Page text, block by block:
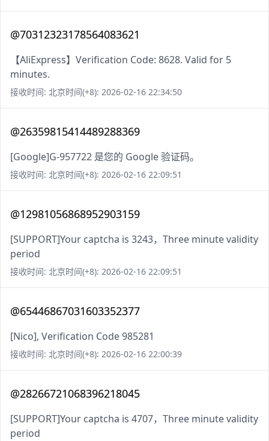
@70312323178564083621
【AliExpress】Verification Code: 8628. Valid for 5
minutes.
接收时间: 北京时间(+8): 2026-02-16 22:34:50
@26359815414489288369
[Google]G-957722 是您的 Google 验证码。
接收时间: 北京时间(+8): 2026-02-16 22:09:51
@12981056868952903159
[SUPPORT]Your captcha is 3243，Three minute validity
period
接收时间: 北京时间(+8): 2026-02-16 22:09:51
@65446867031603352377
[Nico], Verification Code 985281
接收时间: 北京时间(+8): 2026-02-16 22:00:39
@28266721068396218045
[SUPPORT]Your captcha is 4707，Three minute validity
period